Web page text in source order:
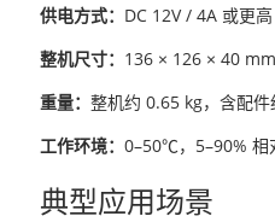
供电方式： DC 12V / 4A 或更高
整机尺寸： 136 × 126 × 40 mm
重量： 整机约 0.65 kg，含配
工作环境： 0–50℃，5–90% 相
典型应用场景